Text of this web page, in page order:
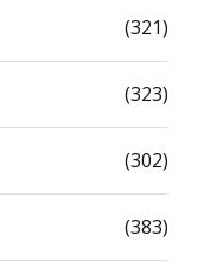
(321)
(323)
(302)
(383)